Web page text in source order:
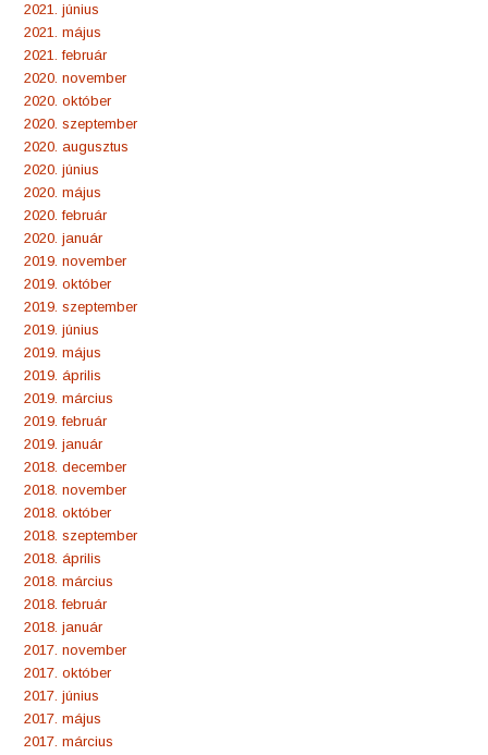
2021. június
2021. május
2021. február
2020. november
2020. október
2020. szeptember
2020. augusztus
2020. június
2020. május
2020. február
2020. január
2019. november
2019. október
2019. szeptember
2019. június
2019. május
2019. április
2019. március
2019. február
2019. január
2018. december
2018. november
2018. október
2018. szeptember
2018. április
2018. március
2018. február
2018. január
2017. november
2017. október
2017. június
2017. május
2017. március